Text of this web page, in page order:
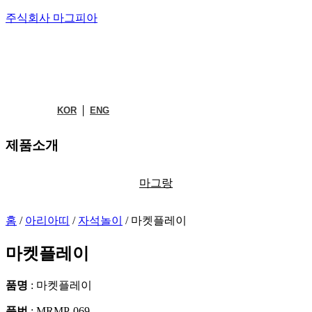
주식회사 마그피아
KOR ENG
제품소개
마그랑
홈 / 아리아띠 / 자석놀이 / 마켓플레이
마켓플레이
품명 : 마켓플레이